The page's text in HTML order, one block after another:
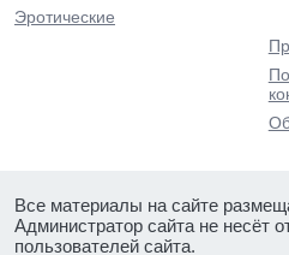
Эротические
Все материалы на сайте
Администратор сайта не несёт
пользователей сайта.